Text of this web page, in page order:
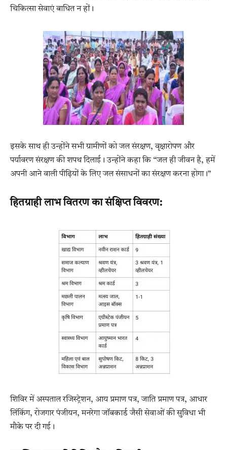
चिकित्सा सेवाएं बाधित न हों।
इसके साथ ही उन्होंने सभी ग्रामीणों को जल संरक्षण, वृक्षारोपण और
पर्यावरण संरक्षण की शपथ दिलाई। उन्होंने कहा कि “जल ही जीवन है, हमें
अपनी आने वाली पीढ़ियों के लिए जल संसाधनों का संरक्षण करना होगा।”
हितग्राही लाभ वितरण का संक्षिप्त विवरण:
शिविर में अस्पताल रजिस्ट्रेशन, आय प्रमाण पत्र, जाति प्रमाण पत्र, आधार
लिंकिंग, रोजगार पंजीयन, मनरेगा जॉबकार्ड जैसी सेवाओं की सुविधा भी
मौके पर दी गई।